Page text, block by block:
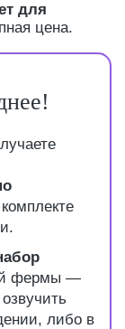
для
цена.
фермы —
либо в